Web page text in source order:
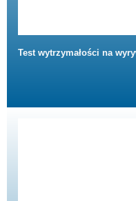
Test wytrzymałości na